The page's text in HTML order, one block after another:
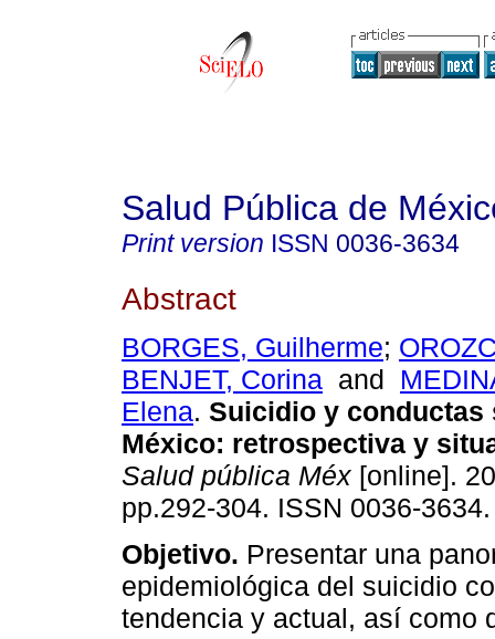
Salud Pública de
Print version ISSN 0036-3634
Abstract
BORGES, Guilherme;
BENJET, Corina and
Elena. Suicidio y conductas
México: retrospectiva y
Salud pública Méx [online].
pp.292-304. ISSN 0036-3634.
Objetivo. Presentar una
epidemiológica del suicidio
tendencia y actual, así como